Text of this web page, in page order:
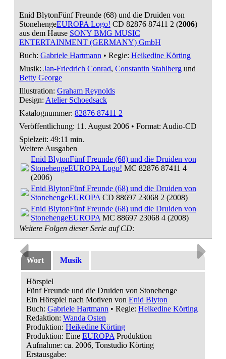
Enid BlytonFünf Freunde (68) und die Druiden von
StonehengeEUROPA Logo! CD 82876 87411 2 (2006)
aus dem Hause SONY BMG MUSIC
ENTERTAINMENT (GERMANY) GmbH
Buch: Gabriele Hartmann • Regie: Heikedine Körting
Musik: Jan-Friedrich Conrad, Constantin Stahlbergund
Betty George
Illustration: Graham Reynolds
Design: Atelier Schoedsack
Katalognummer: 82876 87411 2
Veröffentlichung: 11. August 2006• Format: Audio-CD
Spielzeit: 49:11 min.
Weitere Ausgaben
Enid BlytonFünf Freunde (68) und die Druiden von
StonehengeEUROPA Logo! MC 82876 87411 4
(2006)
Enid BlytonFünf Freunde (68) und die Druiden von
StonehengeEUROPA CD 88697 23068 2 (2008)
Enid BlytonFünf Freunde (68) und die Druiden von
StonehengeEUROPA MC 88697 23068 4 (2008)
Weitere Folgen dieser Serie auf CD:
Wort Musik
Hörspiel
Fünf Freunde und die Druiden von Stonehenge
Ein Hörspiel nach Motiven von Enid Blyton
Buch: Gabriele Hartmann • Regie: Heikedine Körting
Redaktion: Wanda Osten
Produktion: Heikedine Körting
Produktion: Eine EUROPA Produktion
Aufnahme: ca. 2006, Tonstudio Körting
Erstausgabe: